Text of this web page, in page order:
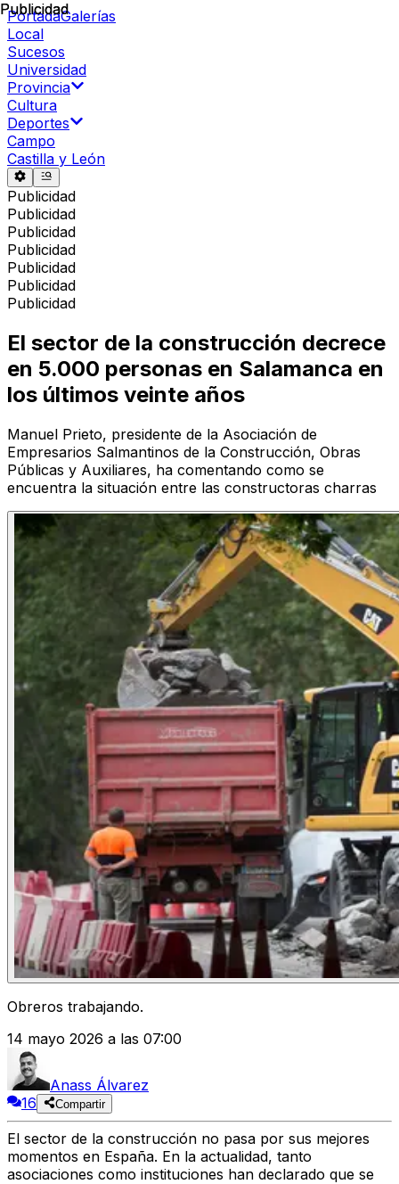
PortadaGalerías
Local
Sucesos
Universidad
Provincia
Cultura
Deportes
Campo
Castilla y León
Publicidad
Publicidad
Publicidad
Publicidad
Publicidad
Publicidad
Publicidad
Publicidad
El sector de la construcción decrece
en 5.000 personas en Salamanca en
los últimos veinte años
Manuel Prieto, presidente de la Asociación de
Empresarios Salmantinos de la Construcción, Obras
Públicas y Auxiliares, ha comentando como se
encuentra la situación entre las constructoras charras
Obreros trabajando.
14 mayo 2026 a las 07:00
Anass Álvarez
16
Compartir
El sector de la construcción no pasa por sus mejores
momentos en España. En la actualidad, tanto
asociaciones como instituciones han declarado que se
Publicidad